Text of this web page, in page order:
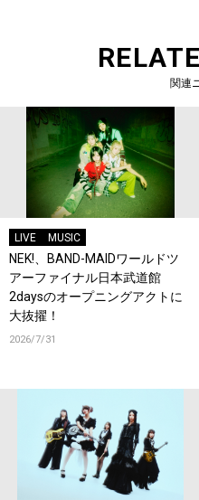
関連
LIVE MUSIC
NEK!、BAND-MAIDワールドツ
アーファイナル日本武道館
2daysのオープニングアクトに
大抜擢！
2026/7/31